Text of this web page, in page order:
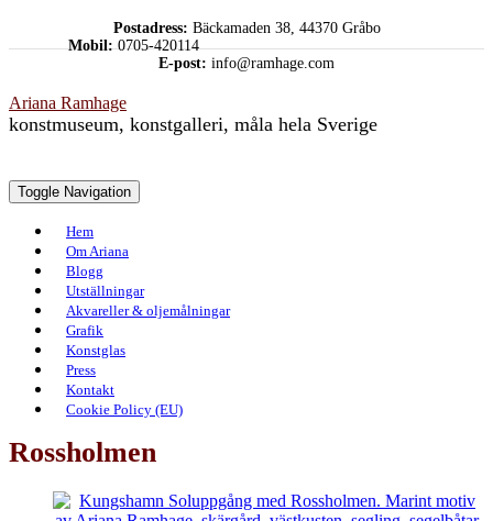
Postadress: Bäckamaden 38, 44370 Gråbo
Mobil:0705-420114
E-post: info@ramhage.com
Ariana Ramhage
konstmuseum, konstgalleri, måla hela Sverige
Toggle Navigation
Hem
Om Ariana
Blogg
Utställningar
Akvareller & oljemålningar
Grafik
Konstglas
Press
Kontakt
Cookie Policy (EU)
Rossholmen